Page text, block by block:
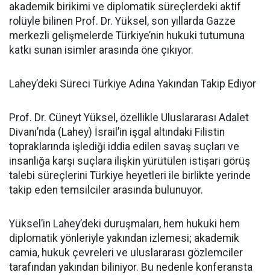
akademik birikimi ve diplomatik süreçlerdeki aktif
rolüyle bilinen Prof. Dr. Yüksel, son yıllarda Gazze
merkezli gelişmelerde Türkiye’nin hukuki tutumuna
katkı sunan isimler arasında öne çıkıyor.
Lahey’deki Süreci Türkiye Adına Yakından Takip Ediyor
Prof. Dr. Cüneyt Yüksel, özellikle Uluslararası Adalet
Divanı’nda (Lahey) İsrail’in işgal altındaki Filistin
topraklarında işlediği iddia edilen savaş suçları ve
insanlığa karşı suçlara ilişkin yürütülen istişari görüş
talebi süreçlerini Türkiye heyetleri ile birlikte yerinde
takip eden temsilciler arasında bulunuyor.
Yüksel’in Lahey’deki duruşmaları, hem hukuki hem
diplomatik yönleriyle yakından izlemesi; akademik
camia, hukuk çevreleri ve uluslararası gözlemciler
tarafından yakından biliniyor. Bu nedenle konferansta